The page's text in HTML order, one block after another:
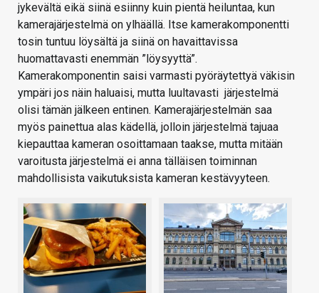
jykevältä eikä siinä esiinny kuin pientä heiluntaa, kun
kamerajärjestelmä on ylhäällä. Itse kamerakomponentti
tosin tuntuu löysältä ja siinä on havaittavissa
huomattavasti enemmän ”löysyyttä”.
Kamerakomponentin saisi varmasti pyöräytettyä väkisin
ympäri jos näin haluaisi, mutta luultavasti järjestelmä
olisi tämän jälkeen entinen. Kamerajärjestelmän saa
myös painettua alas kädellä, jolloin järjestelmä tajuaa
kiepauttaa kameran osoittamaan taakse, mutta mitään
varoitusta järjestelmä ei anna tälläisen toiminnan
mahdollisista vaikutuksista kameran kestävyyteen.